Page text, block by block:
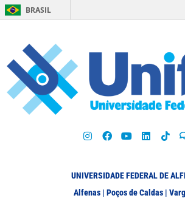
BRASIL
UNIVERSIDADE FEDERAL DE
Alfenas | Poços de Caldas |